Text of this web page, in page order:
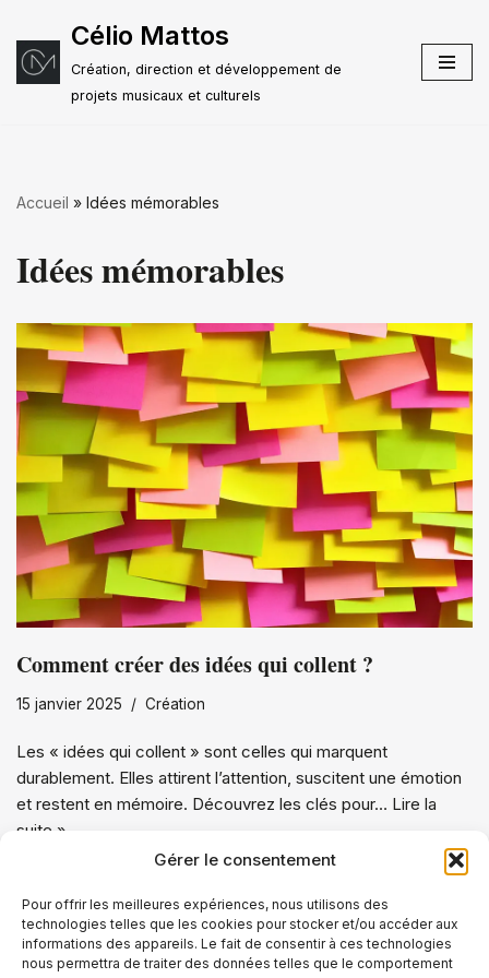
Gérer le consentement
Pour offrir les meilleures expériences, nous utilisons des
technologies telles que les cookies pour stocker et/ou accéder aux
informations des appareils. Le fait de consentir à ces technologies
nous permettra de traiter des données telles que le comportement
Aller
au
contenu
Célio Mattos
Création, direction et développement de
projets musicaux et culturels
Accueil » Idées mémorables
Idées mémorables
Comment créer des idées qui collent ?
15 janvier 2025 Création
Les « idées qui collent » sont celles qui marquent
durablement. Elles attirent l’attention, suscitent une émotion
et restent en mémoire. Découvrez les clés pour… Lire la
suite »